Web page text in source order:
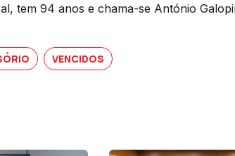
tem 94 anos e chama-se António
VENCIDOS